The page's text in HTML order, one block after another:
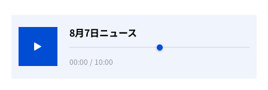
8月7日ニュース
00:00 / 10:00